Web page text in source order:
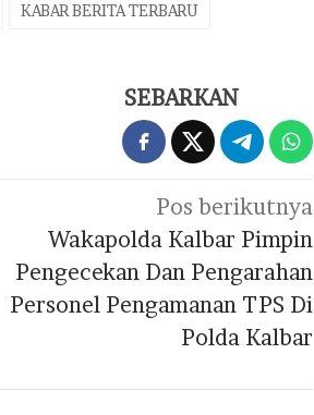
KABAR BERITA TERBARU
SEBARKAN
Pos berikutnya
Wakapolda Kalbar Pimpin
Pengecekan Dan Pengarahan
Personel Pengamanan TPS Di
Polda Kalbar